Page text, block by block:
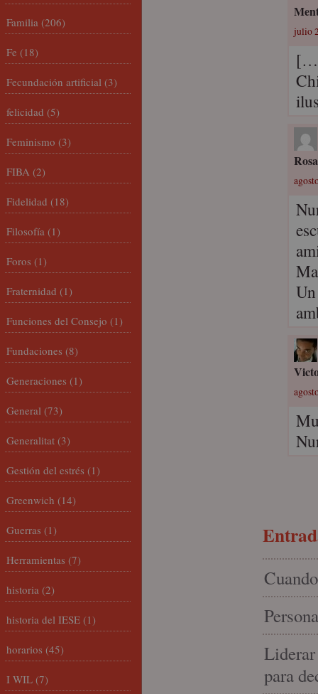
julio
para
Familia (206)
Fe (18)
Fecundación artificial (3)
felicidad (5)
Feminismo (3)
FIBA (2)
Fidelidad (18)
Filosofía (1)
Foros (1)
Fraternidad (1)
Funciones del Consejo (1)
Fundaciones (8)
Generaciones (1)
General (73)
Generalitat (3)
Gestión del estrés (1)
Greenwich (14)
Guerras (1)
Herramientas (7)
historia (2)
historia del IESE (1)
horarios (45)
I WIL (7)